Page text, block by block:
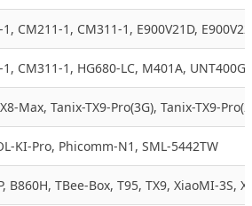
CM211-1, CM311-1, E900V21D,
CM311-1, HG680-LC, M401A,
Max, Tanix-TX9-Pro(3G), Tanix-TX9-
KI-Pro, Phicomm-N1, SML-5442TW
B860H, TBee-Box, T95, TX9, XiaoMI-3S,